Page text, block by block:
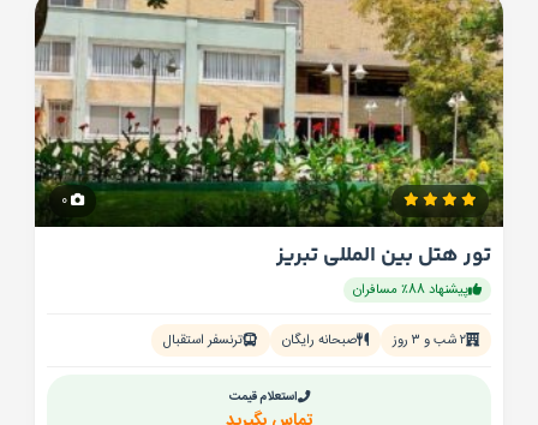
تور هتل بین المللی تبریز
پیشنهاد 88٪ مسافران
۲ شب و ۳ روز صبحانه رایگان ترنسفر استقبال
استعلام قیمت